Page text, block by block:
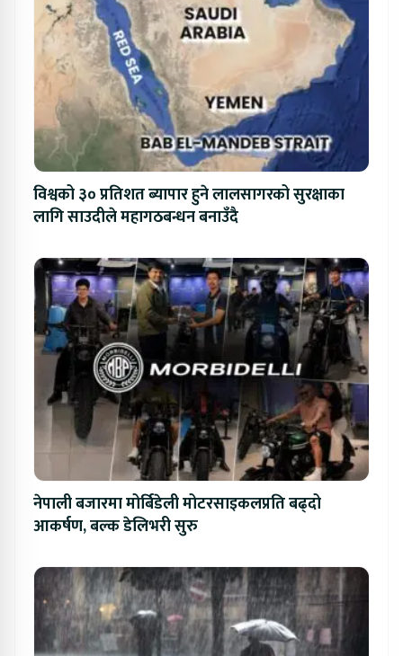
विश्वको ३० प्रतिशत ब्यापार हुने लालसागरको सुरक्षाका
लागि साउदीले महागठबन्धन बनाउँदै
नेपाली बजारमा मोर्बिडेली मोटरसाइकलप्रति बढ्दो
आकर्षण, बल्क डेलिभरी सुरु